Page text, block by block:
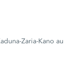
Zaria-Kano au